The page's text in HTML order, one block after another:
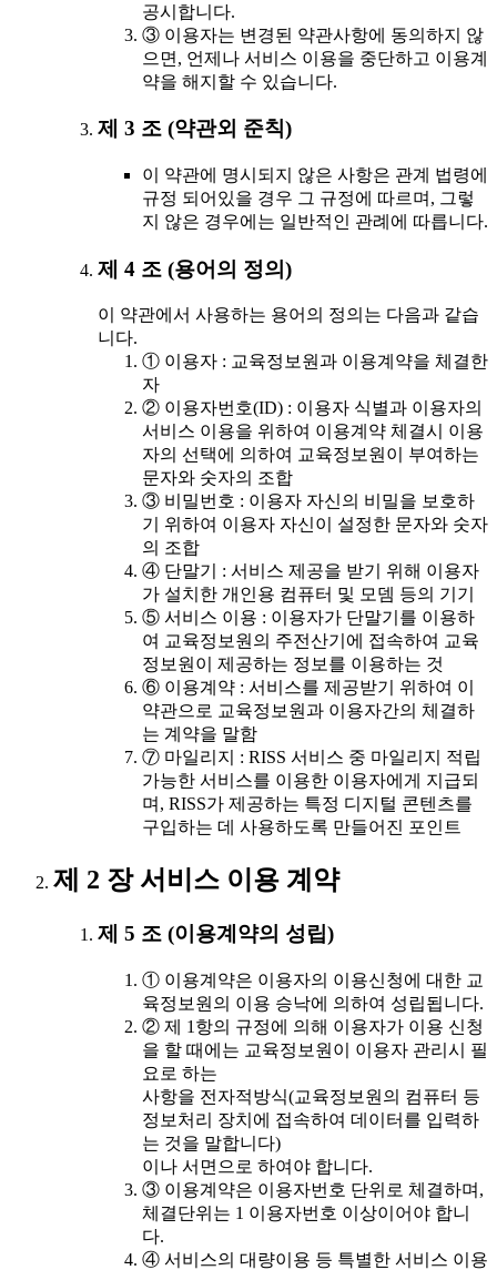
공시합니다.
③ 이용자는 변경된 약관사항에 동의하지 않
으면, 언제나 서비스 이용을 중단하고 이용계
약을 해지할 수 있습니다.
제 3 조 (약관외 준칙)
이 약관에 명시되지 않은 사항은 관계 법령에
규정 되어있을 경우 그 규정에 따르며, 그렇
지 않은 경우에는 일반적인 관례에 따릅니다.
제 4 조 (용어의 정의)
이 약관에서 사용하는 용어의 정의는 다음과 같습
니다.
① 이용자 : 교육정보원과 이용계약을 체결한
자
② 이용자번호(ID) : 이용자 식별과 이용자의
서비스 이용을 위하여 이용계약 체결시 이용
자의 선택에 의하여 교육정보원이 부여하는
문자와 숫자의 조합
③ 비밀번호 : 이용자 자신의 비밀을 보호하
기 위하여 이용자 자신이 설정한 문자와 숫자
의 조합
④ 단말기 : 서비스 제공을 받기 위해 이용자
가 설치한 개인용 컴퓨터 및 모뎀 등의 기기
⑤ 서비스 이용 : 이용자가 단말기를 이용하
여 교육정보원의 주전산기에 접속하여 교육
정보원이 제공하는 정보를 이용하는 것
⑥ 이용계약 : 서비스를 제공받기 위하여 이
약관으로 교육정보원과 이용자간의 체결하
는 계약을 말함
⑦ 마일리지 : RISS 서비스 중 마일리지 적립
가능한 서비스를 이용한 이용자에게 지급되
며, RISS가 제공하는 특정 디지털 콘텐츠를
구입하는 데 사용하도록 만들어진 포인트
제 2 장 서비스 이용 계약
제 5 조 (이용계약의 성립)
① 이용계약은 이용자의 이용신청에 대한 교
육정보원의 이용 승낙에 의하여 성립됩니다.
② 제 1항의 규정에 의해 이용자가 이용 신청
을 할 때에는 교육정보원이 이용자 관리시 필
요로 하는
사항을 전자적방식(교육정보원의 컴퓨터 등
정보처리 장치에 접속하여 데이터를 입력하
는 것을 말합니다)
이나 서면으로 하여야 합니다.
③ 이용계약은 이용자번호 단위로 체결하며,
체결단위는 1 이용자번호 이상이어야 합니
다.
④ 서비스의 대량이용 등 특별한 서비스 이용